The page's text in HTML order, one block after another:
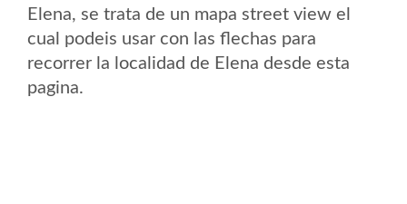
Elena, se trata de un mapa street view el
cual podeis usar con las flechas para
recorrer la localidad de Elena desde esta
pagina.